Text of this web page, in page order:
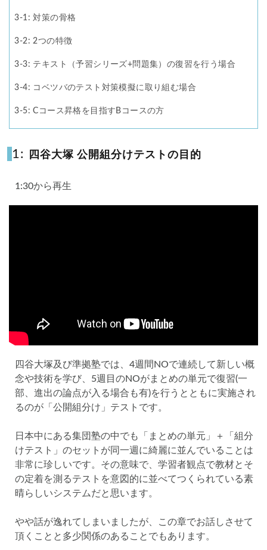
3-1: 対策の骨格
3-2: 2つの特徴
3-3: テキスト（予習シリーズ+問題集）の復習を行う場合
3-4: コベツバのテスト対策模擬に取り組む場合
3-5: Cコース昇格を目指すBコースの方
1: 四谷大塚 公開組分けテストの目的
1:30から再生
四谷大塚及び準拠塾では、4週間NOで連続して新しい概
念や技術を学び、5週目のNOがまとめの単元で復習(一
部、進出の論点が入る場合も有)を行うとともに実施され
るのが「公開組分け」テストです。
日本中にある集団塾の中でも「まとめの単元」＋「組分
けテスト」のセットが同一週に綺麗に並んでいることは
非常に珍しいです。その意味で、学習者観点で教材とそ
の定着を測るテストを意図的に並べてつくられている素
晴らしいシステムだと思います。
やや話が逸れてしまいましたが、この章でお話しさせて
頂くことと多少関係のあることでもあります。